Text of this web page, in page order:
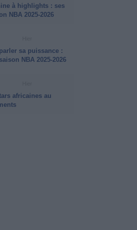
à highlights : ses
NBA 2025-2026
sa puissance :
NBA 2025-2026
africaines au